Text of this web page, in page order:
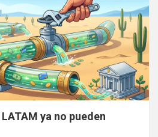
ya no pueden